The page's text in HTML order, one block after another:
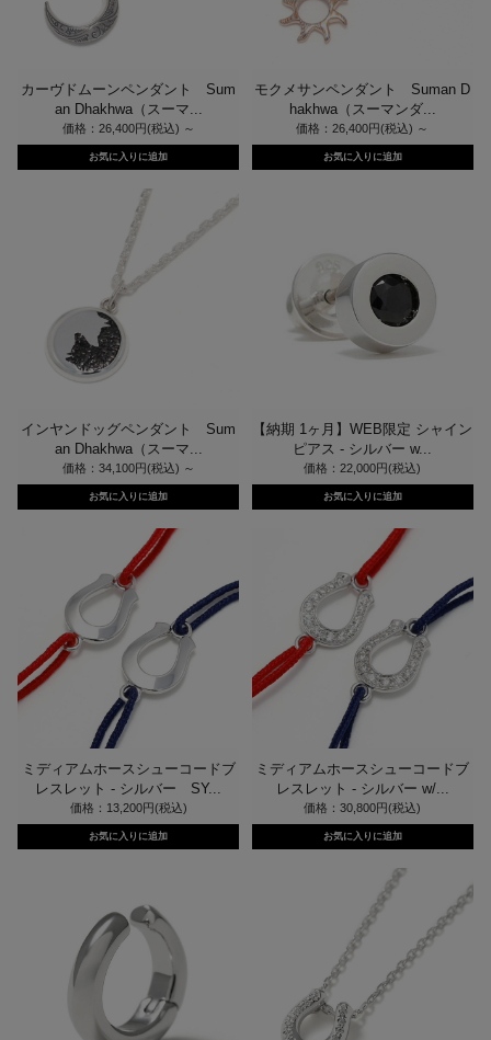
カーヴドムーンペンダント Sum
an Dhakhwa（スーマ...
価格：26,400円(税込) ～
モクメサンペンダント Suman D
hakhwa（スーマンダ...
価格：26,400円(税込) ～
インヤンドッグペンダント Sum
an Dhakhwa（スーマ...
価格：34,100円(税込) ～
【納期 1ヶ月】WEB限定 シャイン
ピアス - シルバー w...
価格：22,000円(税込)
ミディアムホースシューコードブ
レスレット - シルバー SY...
価格：13,200円(税込)
ミディアムホースシューコードブ
レスレット - シルバー w/...
価格：30,800円(税込)